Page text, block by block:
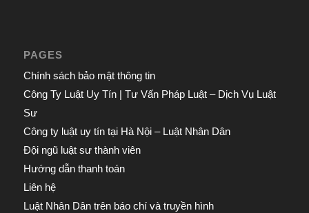
PAGES
Chính sách bảo mật thông tin
Công Ty Luật Uy Tín | Tư Vấn Pháp Luật – Dịch Vụ Luật
Sư
Công ty luật uy tín tại Hà Nội – Luật Nhân Dân
Đội ngũ luật sư thành viên
Hướng dẫn thanh toán
Liên hệ
Luật Nhân Dân trên báo chí và truyền hình